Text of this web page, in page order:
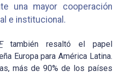
una mayor cooperación
e institucional.
también resaltó el papel
Europa para América Latina.
más de 90% de los países